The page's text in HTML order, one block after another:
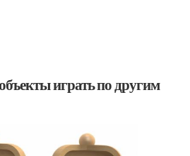
играть по другим